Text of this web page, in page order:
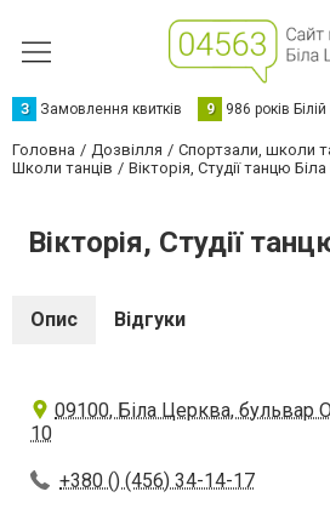
З Замовлення квитків 9 986 років
Головна Дозвілля
Спортзали, школи
Школи танців
Вікторія, Студії танцю
Вікторія, Студії
Опис Відгуки
09100, Біла Церква, бульвар
10
+380 () (456) 34-14-17